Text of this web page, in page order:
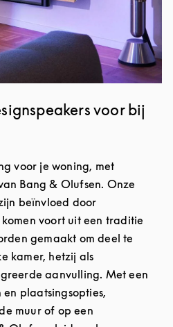
voor bij
voor je woning, met
Bang & Olufsen. Onze
beïnvloed door
voort uit een traditie
gemaakt om deel te
kamer, hetzij als
aanvulling. Met een
plaatsingsopties,
muur of op een